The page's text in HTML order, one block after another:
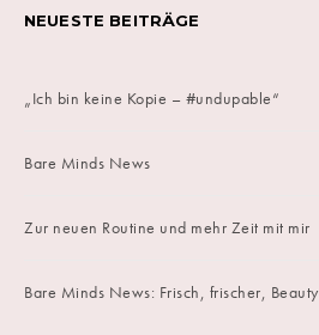
NEUESTE BEITRÄGE
„Ich bin keine Kopie – #undupable“
Bare Minds News
Zur neuen Routine und mehr Zeit mit mir
Bare Minds News: Frisch, frischer, Beauty